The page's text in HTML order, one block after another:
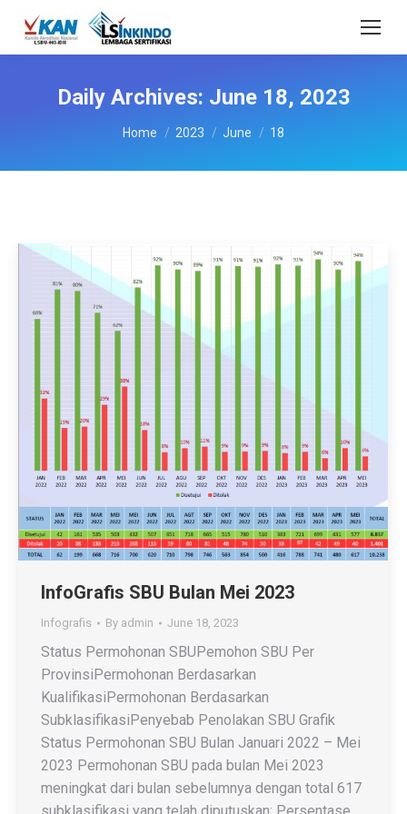
Daily Archives: June 18, 2023
You are here:
Home 2023 June 18
InfoGrafis SBU Bulan Mei 2023
Infografis By admin June 18, 2023
Status Permohonan SBUPemohon SBU Per
ProvinsiPermohonan Berdasarkan
KualifikasiPermohonan Berdasarkan
SubklasifikasiPenyebab Penolakan SBU Grafik
Status Permohonan SBU Bulan Januari 2022 – Mei
2023 Permohonan SBU pada bulan Mei 2023
meningkat dari bulan sebelumnya dengan total 617